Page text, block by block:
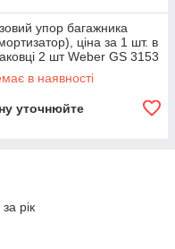
упор багажника
ціна за 1 шт. в
2 шт Weber GS 3153
УАЗ 3153
в наявності
уточнюйте
рік